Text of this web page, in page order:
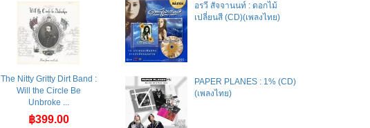
The Nitty Gritty Dirt Band :
Will the Circle Be
Unbroke ...
฿399.00
อรวี สัจจานนท์ : ดอกไม้
เปลี่ยนสี (CD)(เพลงไทย)
PAPER PLANES : 1% (CD)
(เพลงไทย)